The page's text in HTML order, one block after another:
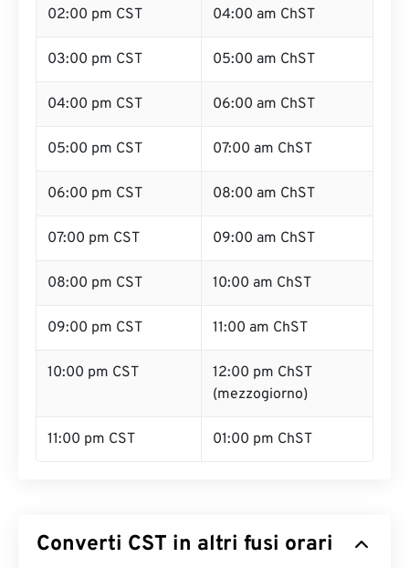
02:00 pm CST 04:00 am ChST
03:00 pm CST 05:00 am ChST
04:00 pm CST 06:00 am ChST
05:00 pm CST 07:00 am ChST
06:00 pm CST 08:00 am ChST
07:00 pm CST 09:00 am ChST
08:00 pm CST 10:00 am ChST
09:00 pm CST 11:00 am ChST
10:00 pm CST
12:00 pm ChST
(mezzogiorno)
11:00 pm CST 01:00 pm ChST
Converti CST in altri fusi orari